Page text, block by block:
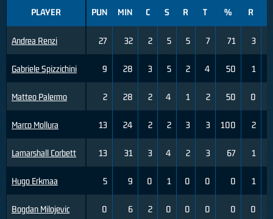
PLAYER
Andrea Renzi
Gabriele Spizzichini
Matteo Palermo
Marco Mollura
Lamarshall Corbett
Hugo Erkmaa
Bogdan Milojevic
PUN MIN C S R T % R
27 32 2 5 5 7 71 3
9 28 3 5 2 4 50 1
2 28 2 4 1 2 50 0
13 24 2 2 3 3 100 2
13 31 3 4 2 3 67 1
5 9 0 1 0 0 0 1
0 6 2 0 0 0 0 0